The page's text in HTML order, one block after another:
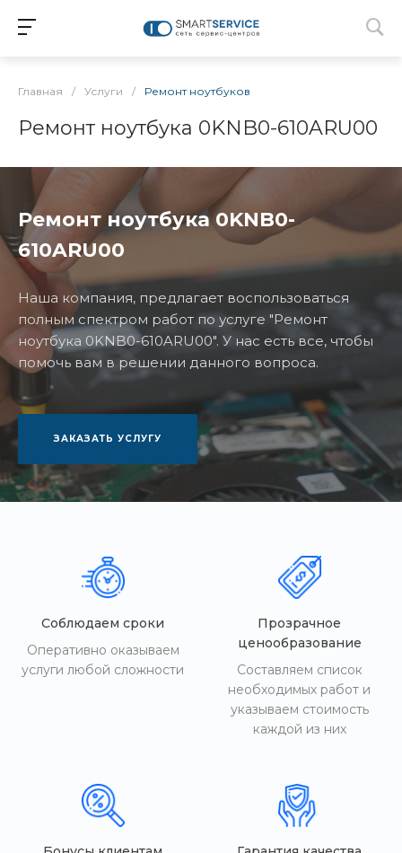
Главная / Услуги / Ремонт ноутбуков
Ремонт ноутбука 0KNB0-610ARU00
Ремонт ноутбука 0KNB0-
610ARU00
Наша компания, предлагает воспользоваться
полным спектром работ по услуге "Ремонт
ноутбука 0KNB0-610ARU00". У нас есть все, чтобы
помочь вам в решении данного вопроса.
ЗАКАЗАТЬ УСЛУГУ
Соблюдаем сроки
Оперативно оказываем
услуги любой сложности
Прозрачное
ценообразование
Составляем список
необходимых работ и
указываем стоимость
каждой из них